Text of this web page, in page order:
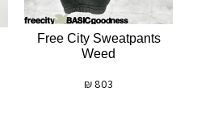
Free City Sweatpants
Weed
803
₪